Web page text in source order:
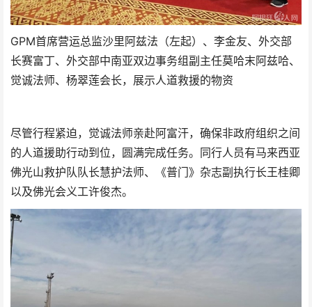
GPM首席营运总监沙里阿兹法（左起）、李金友、外交部
长赛富丁、外交部中南亚双边事务组副主任莫哈末阿兹哈、
觉诚法师、杨翠莲会长，展示人道救援的物资
尽管行程紧迫，觉诚法师亲赴阿富汗，确保非政府组织之间
的人道援助行动到位，圆满完成任务。同行人员有马来西亚
佛光山救护队队长慧护法师、《普门》杂志副执行长王桂卿
以及佛光会义工许俊杰。